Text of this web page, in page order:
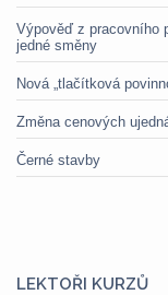
Výpověď z pracovního
jedné směny
Nová „tlačítková
Změna cenových
Černé stavby
LEKTOŘI KURZŮ